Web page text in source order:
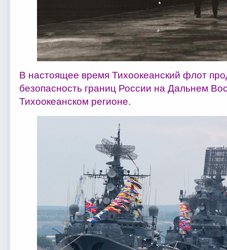
В настоящее время Тихоокеанский флот
безопасность границ России на Дальнем
Тихоокеанском регионе.